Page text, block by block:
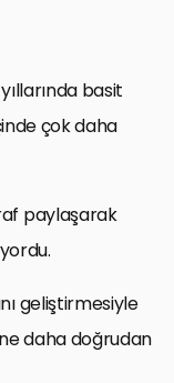
basit
çok daha
paylaşarak
geliştirmesiyle
daha doğrudan